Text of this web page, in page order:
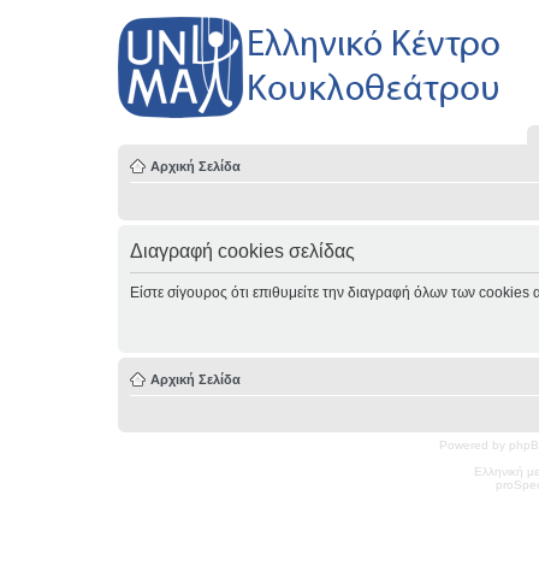
Αρχική Σελίδα
Διαγραφή cookies σελίδας
Είστε σίγουρος ότι επιθυμείτε την διαγραφή όλων των cookies
Αρχική Σελίδα
Powered by
Ελληνική
pro